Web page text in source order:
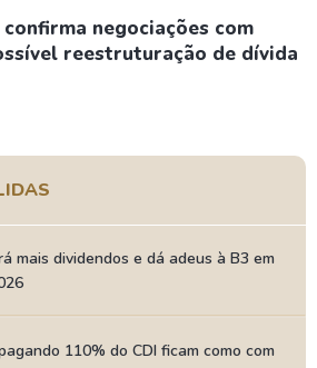
confirma negociações com
reestruturação de dívida
mais dividendos e dá adeus à B3 em
110% do CDI ficam como com